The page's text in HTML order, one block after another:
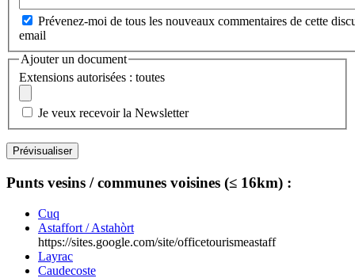
Prévenez-moi de tous les nouveaux commentaires de cette
email
Ajouter un document
Extensions autorisées : toutes
Je veux recevoir la Newsletter
Punts vesins / communes voisines (≤ 16km) :
Cuq
Astaffort / Astahòrt
https://sites.google.com/site/officetourismeastaff
Layrac
Caudecoste